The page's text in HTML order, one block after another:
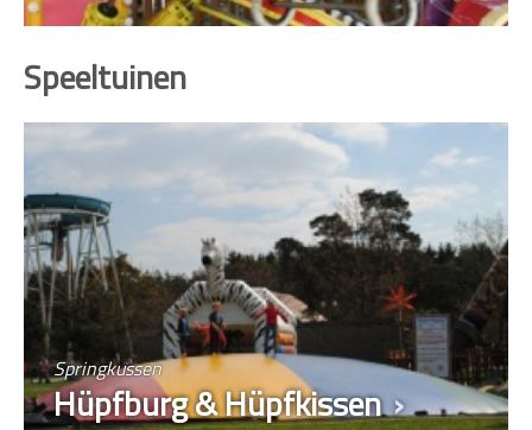
Speeltuinen
Springkussen
Hüpfburg & Hüpfkissen